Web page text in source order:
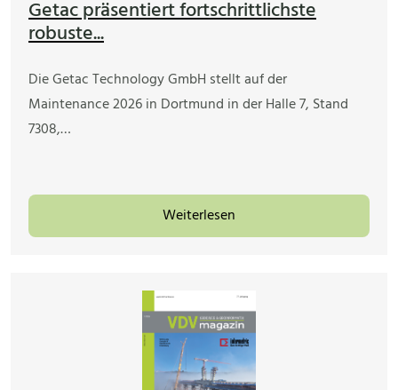
Getac präsentiert fortschrittlichste
robuste...
Die Getac Technology GmbH stellt auf der
Maintenance 2026 in Dortmund in der Halle 7, Stand
7308,…
Weiterlesen